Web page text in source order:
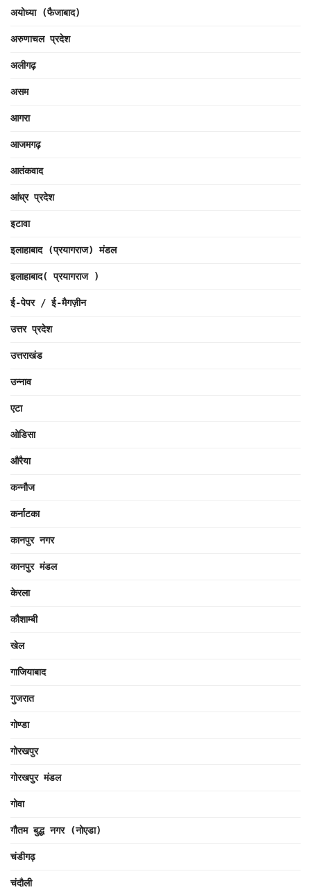
अयोध्या (फैजाबाद)
अरुणाचल प्रदेश
अलीगढ़
असम
आगरा
आजमगढ़
आतंकवाद
आंध्र प्रदेश
इटावा
इलाहाबाद (प्रयागराज) मंडल
इलाहाबाद( प्रयागराज )
ई-पेपर / ई-मैगज़ीन
उत्तर प्रदेश
उत्तराखंड
उन्नाव
एटा
ओडिसा
औरैया
कन्नौज
कर्नाटका
कानपुर नगर
कानपुर मंडल
केरला
कौशाम्बी
खेल
गाजियाबाद
गुजरात
गोण्डा
गोरखपुर
गोरखपुर मंडल
गोवा
गौतम बुद्ध नगर (नोएडा)
चंडीगढ़
चंदौली